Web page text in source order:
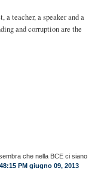
a teacher, a speaker and a
and corruption are the
che nella BCE ci siano
PM giugno 09, 2013